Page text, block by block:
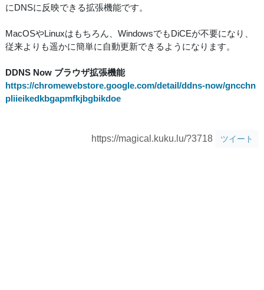
にDNSに反映できる拡張機能です。
MacOSやLinuxはもちろん、WindowsでもDiCEが不要になり、
従来よりも遥かに簡単に自動更新できるようになります。
DDNS Now ブラウザ拡張機能
https://chromewebstore.google.com/detail/ddns-now/gncchn
pliieikedkbgapmfkjbgbikdoe
https://magical.kuku.lu/?3718 ツイート